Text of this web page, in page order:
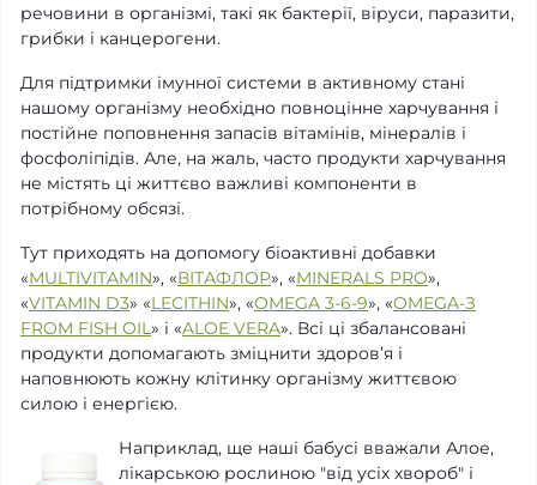
речовини в організмі, такі як бактерії, віруси, паразити,
грибки і канцерогени.
Для підтримки імунної системи в активному стані
нашому організму необхідно повноцінне харчування і
постійне поповнення запасів вітамінів, мінералів і
фосфоліпідів. Але, на жаль, часто продукти харчування
не містять ці життєво важливі компоненти в
потрібному обсязі.
Тут приходять на допомогу біоактивні добавки
«MULTIVITAMIN», «ВІТАФЛОР», «MINERALS PRO»,
«VITAMIN D3» «LECITHIN», «OMEGA 3-6-9», «OMEGA-З
FROM FISH OIL» і «ALOE VERA». Всі ці збалансовані
продукти допомагають зміцнити здоров’я і
наповнюють кожну клітинку організму життєвою
силою і енергією.
Наприклад, ще наші бабусі вважали Алое,
лікарською рослиною "від усіх хвороб" і